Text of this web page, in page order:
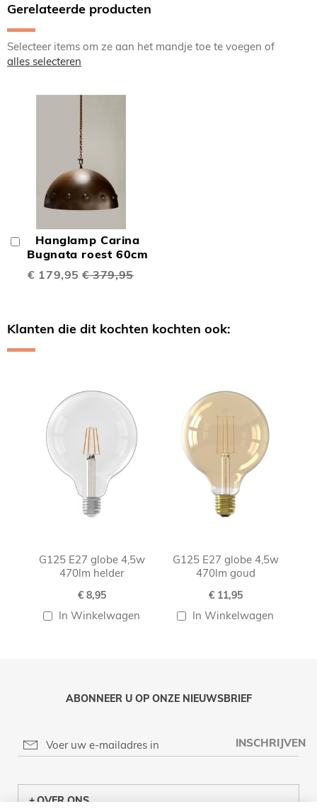
Gerelateerde producten
Selecteer items om ze aan het mandje toe te voegen of
alles selecteren
Hanglamp Carina
Bugnata roest 60cm
Speciale
€ 179,95 € 379,95
Winkelwagen
Klanten die dit kochten kochten ook:
G125 E27 globe 4,5w
470lm helder
€ 8,95
In Winkelwagen
G125 E27 globe 4,5w
470lm goud
€ 11,95
In Winkelwagen
ABONNEER U OP ONZE NIEUWSBRIEF
INSCHRIJVEN
OVER ONS